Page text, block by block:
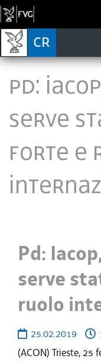
Pd:
serve
forte e
Pd:
serve
ruolo
25.02.2019
(ACON) Trieste,